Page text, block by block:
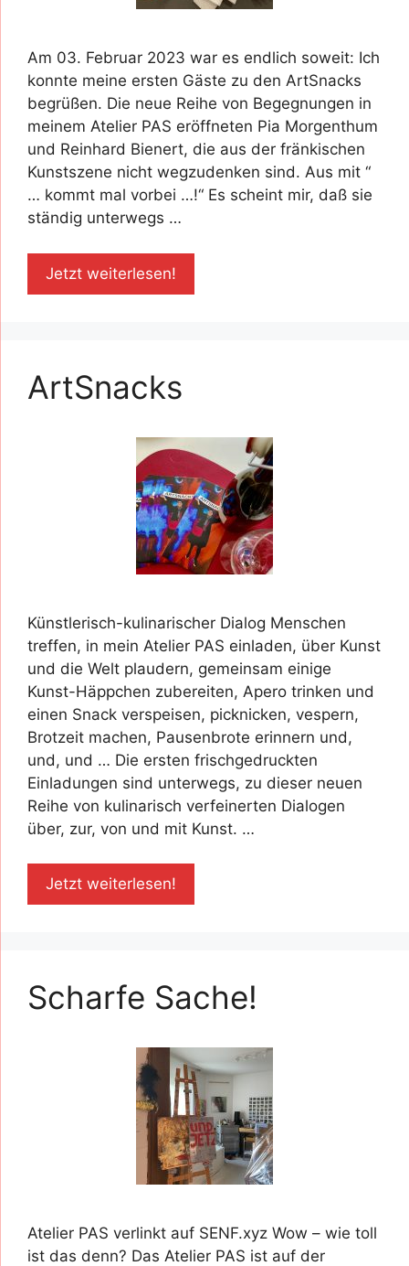
Am 03. Februar 2023 war es endlich soweit: Ich
konnte meine ersten Gäste zu den ArtSnacks
begrüßen. Die neue Reihe von Begegnungen in
meinem Atelier PAS eröffneten Pia Morgenthum
und Reinhard Bienert, die aus der fränkischen
Kunstszene nicht wegzudenken sind. Aus mit “
… kommt mal vorbei …!“ Es scheint mir, daß sie
ständig unterwegs …
Jetzt weiterlesen!
ArtSnacks
Künstlerisch-kulinarischer Dialog Menschen
treffen, in mein Atelier PAS einladen, über Kunst
und die Welt plaudern, gemeinsam einige
Kunst-Häppchen zubereiten, Apero trinken und
einen Snack verspeisen, picknicken, vespern,
Brotzeit machen, Pausenbrote erinnern und,
und, und … Die ersten frischgedruckten
Einladungen sind unterwegs, zu dieser neuen
Reihe von kulinarisch verfeinerten Dialogen
über, zur, von und mit Kunst. …
Jetzt weiterlesen!
Scharfe Sache!
Atelier PAS verlinkt auf SENF.xyz Wow – wie toll
ist das denn? Das Atelier PAS ist auf der